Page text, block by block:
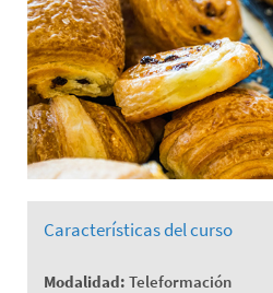
Características del curso
Modalidad: Teleformación